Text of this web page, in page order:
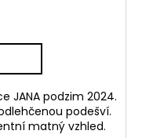
JANA podzim 2024.
podešví.
matný vzhled.